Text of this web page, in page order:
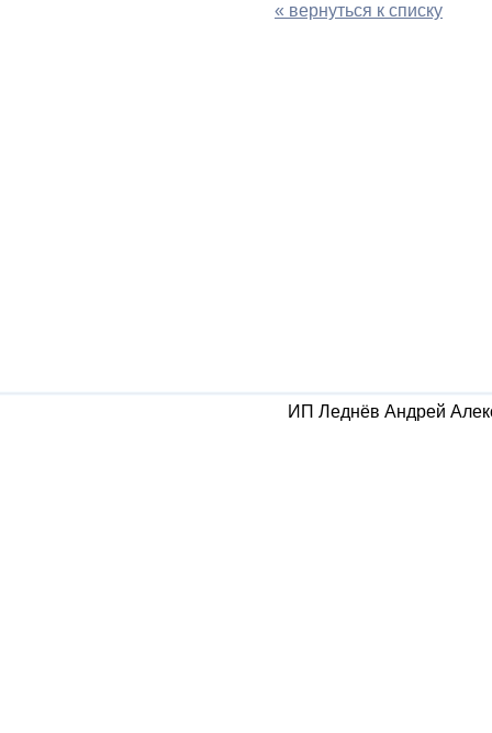
« вернуться к списку
ИП Леднёв Андрей